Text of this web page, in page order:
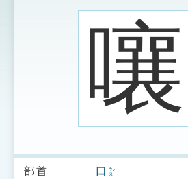
索引選單
嚷
部首 口 ㄎㄡˇ